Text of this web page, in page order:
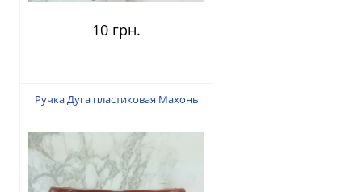
10 грн.
Ручка Дуга пластиковая Махонь